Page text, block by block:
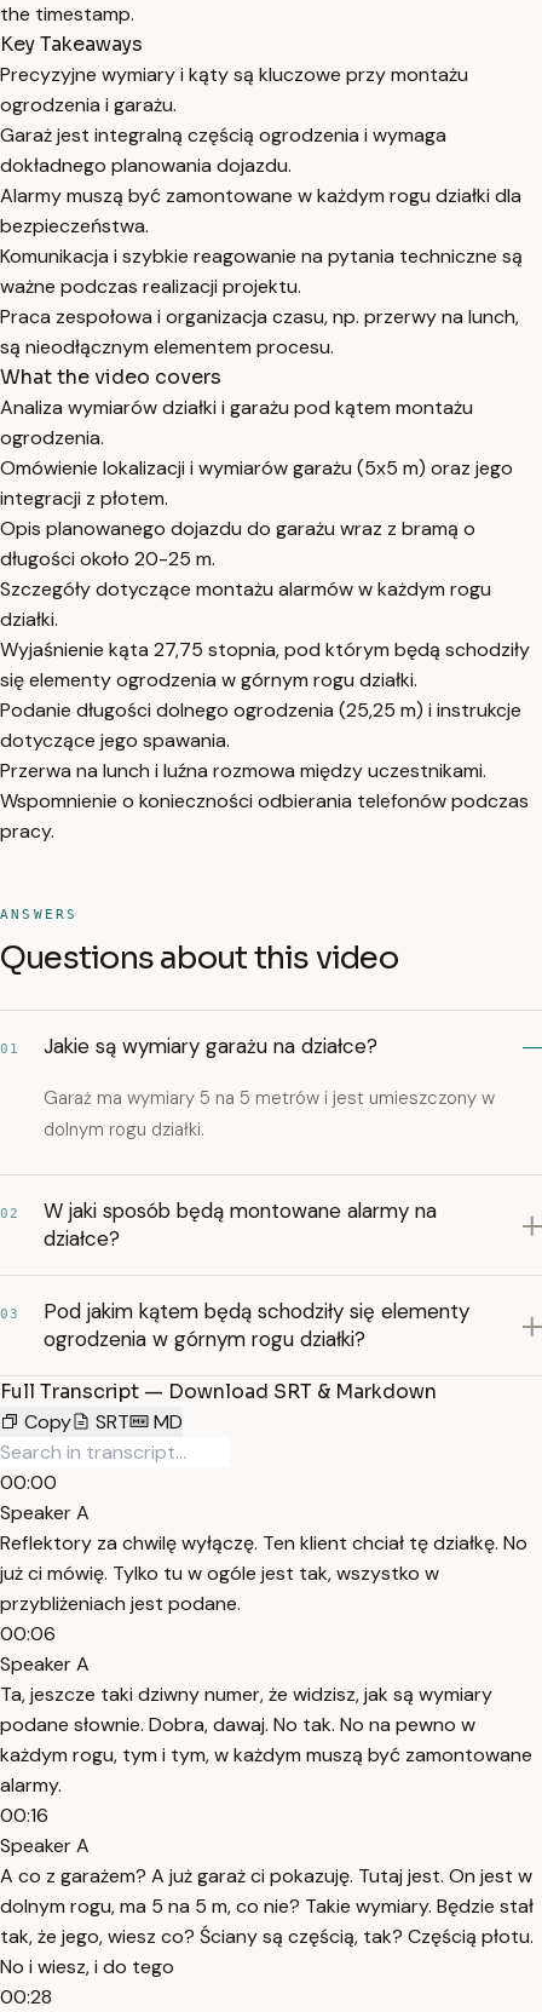
the timestamp.
Key Takeaways
Precyzyjne wymiary i kąty są kluczowe przy montażu
ogrodzenia i garażu.
Garaż jest integralną częścią ogrodzenia i wymaga
dokładnego planowania dojazdu.
Alarmy muszą być zamontowane w każdym rogu działki dla
bezpieczeństwa.
Komunikacja i szybkie reagowanie na pytania techniczne są
ważne podczas realizacji projektu.
Praca zespołowa i organizacja czasu, np. przerwy na lunch,
są nieodłącznym elementem procesu.
What the video covers
Analiza wymiarów działki i garażu pod kątem montażu
ogrodzenia.
Omówienie lokalizacji i wymiarów garażu (5x5 m) oraz jego
integracji z płotem.
Opis planowanego dojazdu do garażu wraz z bramą o
długości około 20-25 m.
Szczegóły dotyczące montażu alarmów w każdym rogu
działki.
Wyjaśnienie kąta 27,75 stopnia, pod którym będą schodziły
się elementy ogrodzenia w górnym rogu działki.
Podanie długości dolnego ogrodzenia (25,25 m) i instrukcje
dotyczące jego spawania.
Przerwa na lunch i luźna rozmowa między uczestnikami.
Wspomnienie o konieczności odbierania telefonów podczas
pracy.
ANSWERS
Questions about this video
01 Jakie są wymiary garażu na działce?
Garaż ma wymiary 5 na 5 metrów i jest umieszczony w
dolnym rogu działki.
02
W jaki sposób będą montowane alarmy na
działce?
03
Pod jakim kątem będą schodziły się elementy
ogrodzenia w górnym rogu działki?
Full Transcript — Download SRT & Markdown
Copy
SRT MD
00:00
Speaker A
Reflektory za chwilę wyłączę. Ten klient chciał tę działkę. No
już ci mówię. Tylko tu w ogóle jest tak, wszystko w
przybliżeniach jest podane.
00:06
Speaker A
Ta, jeszcze taki dziwny numer, że widzisz, jak są wymiary
podane słownie. Dobra, dawaj. No tak. No na pewno w
każdym rogu, tym i tym, w każdym muszą być zamontowane
alarmy.
00:16
Speaker A
A co z garażem? A już garaż ci pokazuję. Tutaj jest. On jest w
dolnym rogu, ma 5 na 5 m, co nie? Takie wymiary. Będzie stał
tak, że jego, wiesz co? Ściany są częścią, tak? Częścią płotu.
No i wiesz, i do tego
00:28